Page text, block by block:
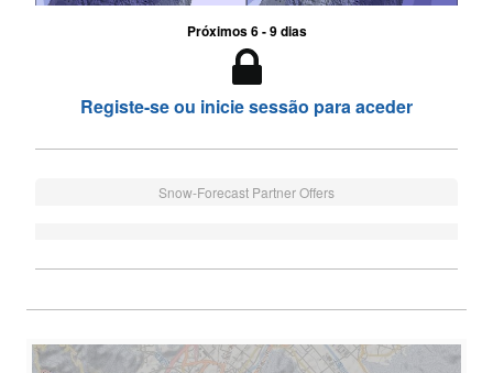
Próximos 6 - 9 dias
Registe-se ou inicie sessão para aceder
Snow-Forecast Partner Offers